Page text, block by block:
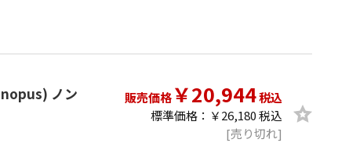
ノン
販売価格￥20,944税込
標準価格：￥26,180 税込
[売り切れ]